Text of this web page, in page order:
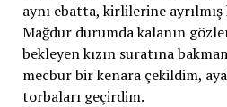
aynı ebatta, kirlilerine
Mağdur durumda kalanın
bekleyen kızın suratına
mecbur bir kenara çekildim,
torbaları geçirdim.